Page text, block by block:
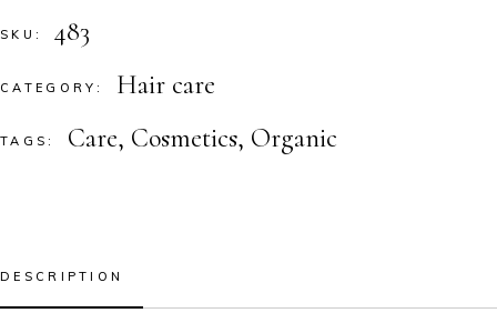
SKU: 483
CATEGORY: Hair care
TAGS: Care, Cosmetics, Organic
DESCRIPTION